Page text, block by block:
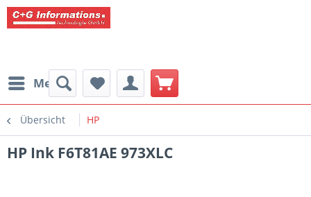
Menü
Übersicht HP
HP Ink F6T81AE 973XLC